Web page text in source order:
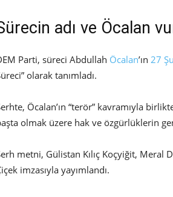
adı ve Öcalan
Parti, süreci Abdullah Öcalan’ın 27
olarak tanımladı.
Öcalan’ın “terör” kavramıyla
olmak üzere hak ve özgürlüklerin
metni, Gülistan Kılıç Koçyiğit, Meral
imzasıyla yayımlandı.